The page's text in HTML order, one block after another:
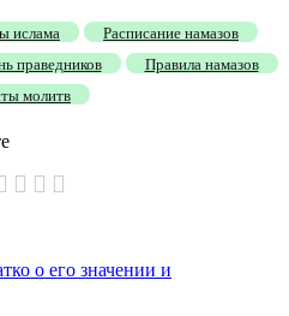
ислама
Расписание намазов
праведников
Правила намазов
молитв
о его значении и